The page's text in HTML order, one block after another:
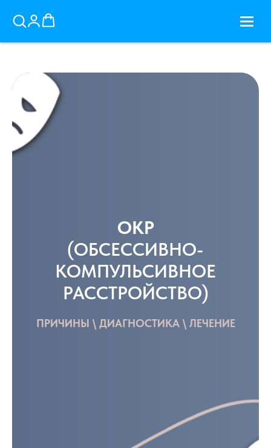
ОКР
(ОБСЕССИВНО-
КОМПУЛЬСИВНОЕ
РАССТРОЙСТВО)
ПРИЧИНЫ \ ДИАГНОСТИКА \ ЛЕЧЕНИЕ